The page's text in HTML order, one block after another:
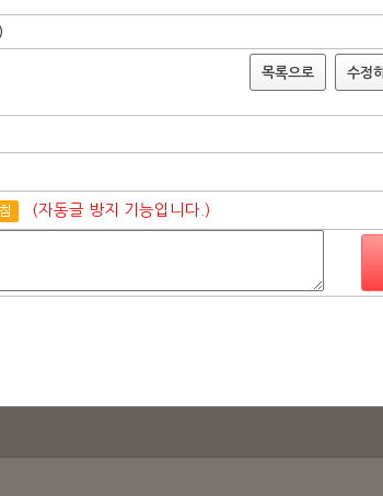
목록으로 수정
(자동글 방지 기능입니다.)